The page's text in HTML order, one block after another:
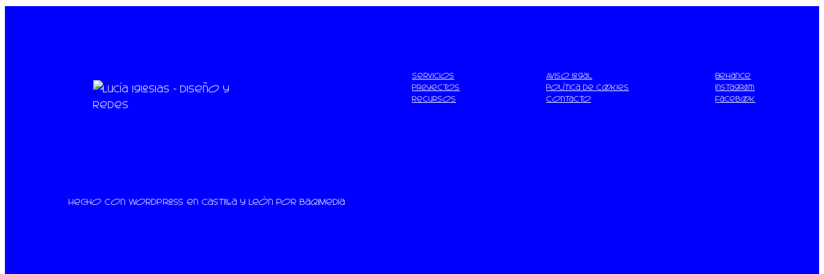
Servicios
Proyectos
Recursos
Aviso legal
Política de cookies
Contacto
Behance
Instagram
Facebook
Hecho con WordPress en Castilla y León por baqiMedia